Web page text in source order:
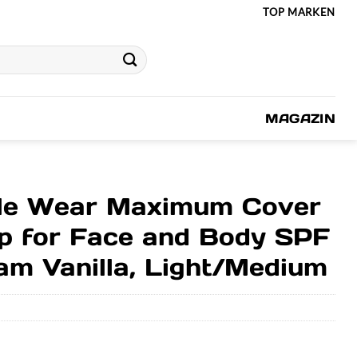
TOP MARKEN
MAGAZIN
Wear Maximum Cover
for Face and Body SPF
Vanilla, Light/Medium